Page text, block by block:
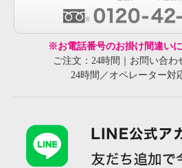
※お電話番号のお掛け間違いに
ご注文：24時間｜お問い合わ
24時間／オペレーター対